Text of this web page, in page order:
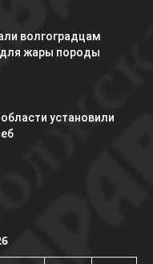
волгоградцам
жары породы
установили